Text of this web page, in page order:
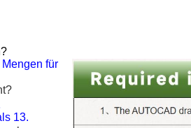
für
13.